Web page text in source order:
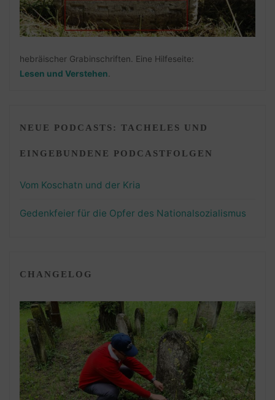
hebräischer Grabinschriften. Eine Hilfeseite:
Lesen und Verstehen
NEUE PODCASTS: TACHELES UND
EINGEBUNDENE PODCASTFOLGEN
Vom Koschatn und der Kria
Gedenkfeier für die Opfer des Nationalsozialismus
CHANGELOG